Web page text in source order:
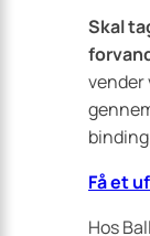
Skal
vender
Få et
Hos